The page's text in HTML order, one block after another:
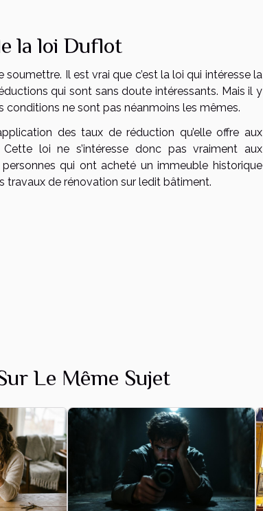
la loi Duflot
soumettre. Il est vrai que c’est la loi qui intéresse la
qui sont sans doute intéressants. Mais il y
conditions ne sont pas néanmoins les mêmes.
des taux de réduction qu’elle offre aux
Cette loi ne s’intéresse donc pas vraiment aux
qui ont acheté un immeuble historique
travaux de rénovation sur ledit bâtiment.
Le Même Sujet